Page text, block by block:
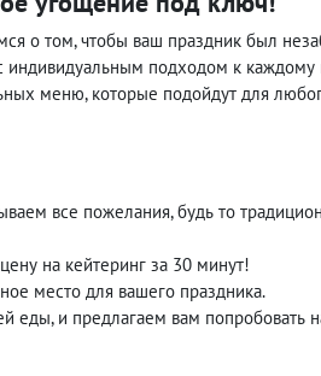
о том, чтобы ваш праздник был
индивидуальным подходом к каждому
меню, которые подойдут для
все пожелания, будь то
на кейтеринг за 30 минут!
место для вашего праздника.
еды, и предлагаем вам попробовать